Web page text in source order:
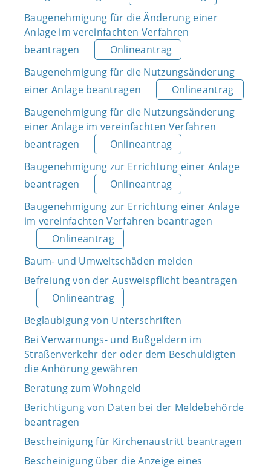
Baugenehmigung für die Änderung einer
Anlage im vereinfachten Verfahren
beantragen
Onlineantrag
Baugenehmigung für die Nutzungsänderung
einer Anlage beantragen
Onlineantrag
Baugenehmigung für die Nutzungsänderung
einer Anlage im vereinfachten Verfahren
beantragen
Onlineantrag
Baugenehmigung zur Errichtung einer Anlage
beantragen
Onlineantrag
Baugenehmigung zur Errichtung einer Anlage
im vereinfachten Verfahren beantragen
Onlineantrag
Baum- und Umweltschäden melden
Befreiung von der Ausweispflicht beantragen
Onlineantrag
Beglaubigung von Unterschriften
Bei Verwarnungs- und Bußgeldern im
Straßenverkehr der oder dem Beschuldigten
die Anhörung gewähren
Beratung zum Wohngeld
Berichtigung von Daten bei der Meldebehörde
beantragen
Bescheinigung für Kirchenaustritt beantragen
Bescheinigung über die Anzeige eines